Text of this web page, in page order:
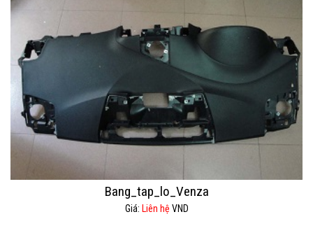
Bang_tap_lo_Venza
Giá: Liên hệ VND